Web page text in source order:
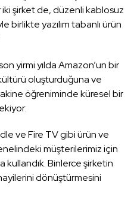
şirket de, düzenli kablosuz
birlikte yazılım tabanlı ürün
yirmi yılda Amazon’un bir
oluşturduğuna ve
öğreniminde küresel bir
ve Fire TV gibi ürün ve
müşterilerimiz için
kullandık. Binlerce şirketin
dönüştürmesini